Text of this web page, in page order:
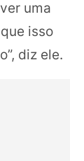
uma
isso
diz ele.